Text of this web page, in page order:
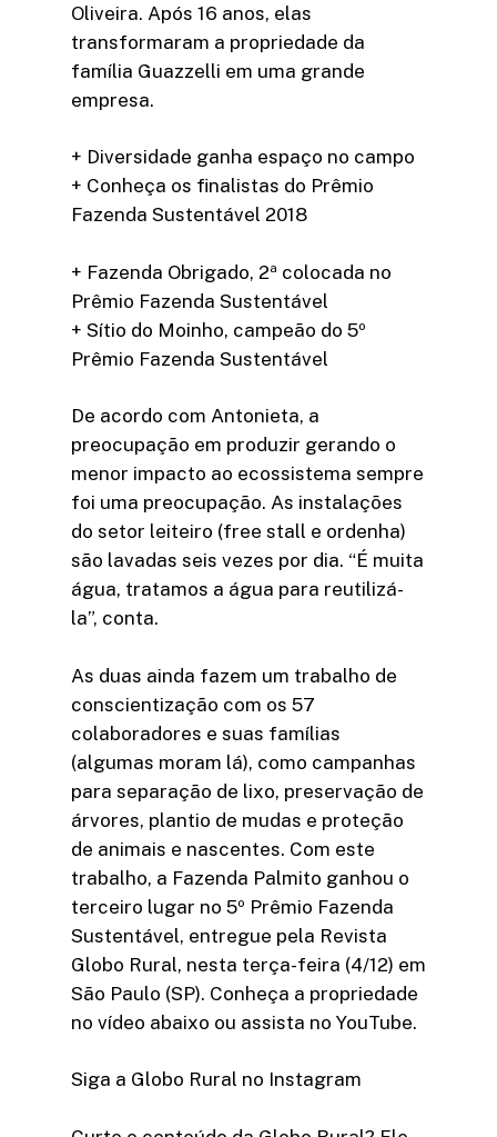
Oliveira. Após 16 anos, elas
transformaram a propriedade da
família Guazzelli em uma grande
empresa.
+ Diversidade ganha espaço no campo
+ Conheça os finalistas do Prêmio
Fazenda Sustentável 2018
+ Fazenda Obrigado, 2ª colocada no
Prêmio Fazenda Sustentável
+ Sítio do Moinho, campeão do 5º
Prêmio Fazenda Sustentável
De acordo com Antonieta, a
preocupação em produzir gerando o
menor impacto ao ecossistema sempre
foi uma preocupação. As instalações
do setor leiteiro (free stall e ordenha)
são lavadas seis vezes por dia. “É muita
água, tratamos a água para reutilizá-
la”, conta.
As duas ainda fazem um trabalho de
conscientização com os 57
colaboradores e suas famílias
(algumas moram lá), como campanhas
para separação de lixo, preservação de
árvores, plantio de mudas e proteção
de animais e nascentes. Com este
trabalho, a Fazenda Palmito ganhou o
terceiro lugar no 5º Prêmio Fazenda
Sustentável, entregue pela Revista
Globo Rural, nesta terça-feira (4/12) em
São Paulo (SP). Conheça a propriedade
no vídeo abaixo ou assista no YouTube.
Siga a Globo Rural no Instagram